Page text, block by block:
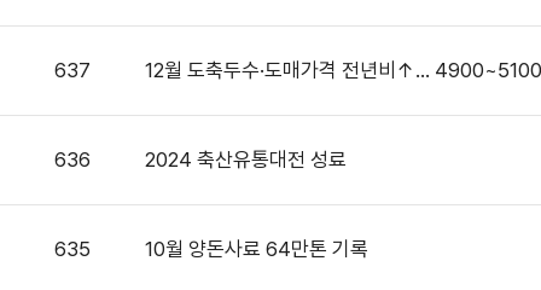
637 12월 도축두수·도매가격 전년비↑…
636 2024 축산유통대전 성료
635 10월 양돈사료 64만톤 기록